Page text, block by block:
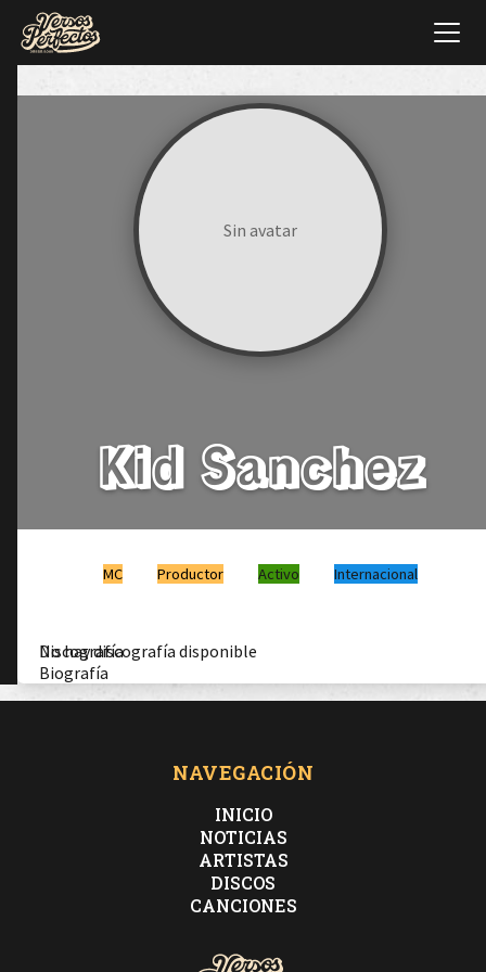
Sin avatar
Kid Sanchez
MC Productor Activo Internacional
Discografía
Biografía
No hay discografía disponible
NAVEGACIÓN
INICIO
NOTICIAS
ARTISTAS
DISCOS
CANCIONES